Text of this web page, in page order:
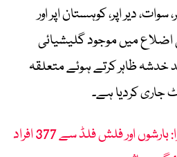
دیر اپر، کوہستان اپر اور
اضلاع میں موجود گلیشیائی
ظاہر کرتے ہوئے متعلقہ
جاری کردیا ہے۔
خیبر پختونخوا: بارشوں اور فلش فلڈ سے 377 افراد